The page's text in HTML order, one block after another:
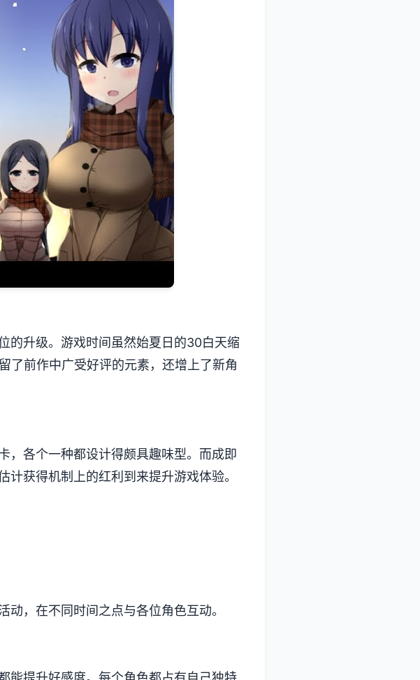
的升级。游戏时间虽然始夏日的30白天缩
了前作中广受好评的元素，还增上了​​新角
，各个一种都设计得颇具趣味型。而​​成即
获得机制上的红利到来提升游戏体验。
，在不同时间之点与各位角色互动。